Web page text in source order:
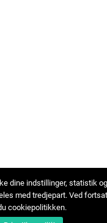
dine indstillinger, statistik
med tredjepart. Ved
cookiepolitikken.